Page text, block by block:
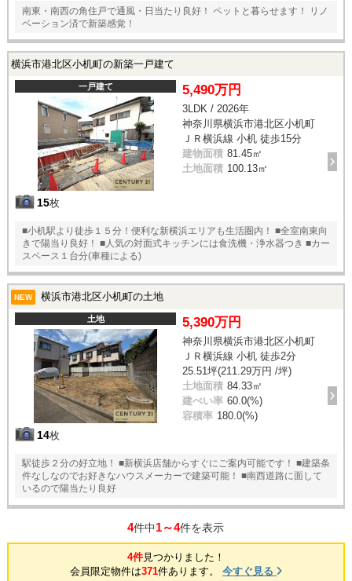
南東・南西の角住戸で通風・日当たり良好！ ペットと暮らせます！ リノ
ベーション済で新築感覚！
横浜市港北区小机町の新築一戸建て
一戸建て
15枚
5,490万円
3LDK / 2026年
神奈川県横浜市港北区小机町
ＪＲ横浜線 小机 徒歩15分
建物面積 81.45㎡
土地面積 100.13㎡
■小机駅より徒歩１５分！便利な新横浜エリアも生活圏内！ ■全室南東向
きで陽当り良好！ ■人気の対面式キッチンには食洗機・浄水器つき ■カー
スペース１台分(車種による)
NEW 横浜市港北区小机町の土地
土地
14枚
5,390万円
神奈川県横浜市港北区小机町
ＪＲ横浜線 小机 徒歩2分
25.51坪(211.29万円 /坪)
土地面積 84.33㎡
建ぺい率 60.0(%)
容積率 180.0(%)
駅徒歩２分の好立地！ ■新横浜店舗からすぐにご案内可能です！ ■建築条
件なしなのでお好きなハウスメーカーで建築可能！ ■南西道路に面して
いるので陽当たり良好
4件中1～4件を表示
4件見つかりました！
会員限定物件は371件あります。 今すぐ見る